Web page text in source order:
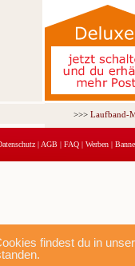
findest du in
>>>Laufband-
| AGB | FAQ | Werben |